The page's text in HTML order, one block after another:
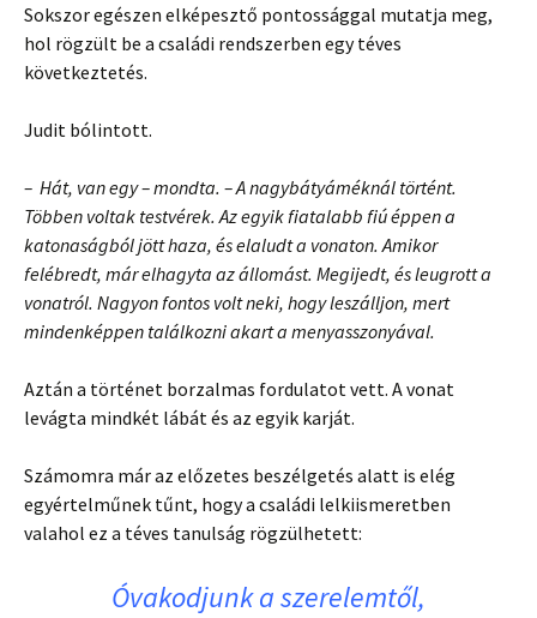
Sokszor egészen elképesztő pontossággal mutatja meg,
hol rögzült be a családi rendszerben egy téves
következtetés.
Judit bólintott.
– Hát, van egy – mondta. – A nagybátyáméknál történt.
Többen voltak testvérek. Az egyik fiatalabb fiú éppen a
katonaságból jött haza, és elaludt a vonaton. Amikor
felébredt, már elhagyta az állomást. Megijedt, és leugrott a
vonatról. Nagyon fontos volt neki, hogy leszálljon, mert
mindenképpen találkozni akart a menyasszonyával.
Aztán a történet borzalmas fordulatot vett. A vonat
levágta mindkét lábát és az egyik karját.
Számomra már az előzetes beszélgetés alatt is elég
egyértelműnek tűnt, hogy a családi lelkiismeretben
valahol ez a téves tanulság rögzülhetett:
Óvakodjunk a szerelemtől,